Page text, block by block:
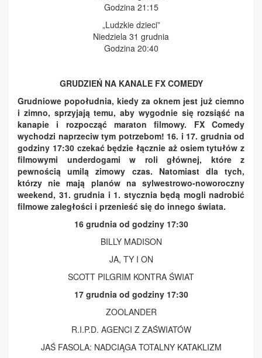
Godzina 21:15
„Ludzkie dzieci”
Niedziela 31 grudnia
Godzina 20:40
GRUDZIEŃ NA KANALE FX COMEDY
Grudniowe popołudnia, kiedy za oknem jest już ciemno
i zimno, sprzyjają temu, aby wygodnie się rozsiąść na
kanapie i rozpocząć maraton filmowy. FX Comedy
wychodzi naprzeciw tym potrzebom! 16. i 17. grudnia od
godziny 17:30 czekać będzie łącznie aż osiem tytułów z
filmowymi underdogami w roli głównej, które z
pewnością umilą zimowy czas. Natomiast dla tych,
którzy nie mają planów na sylwestrowo-noworoczny
weekend, 31. grudnia i 1. stycznia będą mogli nadrobić
filmowe zaległości i przenieść się do innego świata.
16 grudnia od godziny 17:30
BILLY MADISON
JA, TY I ON
SCOTT PILGRIM KONTRA ŚWIAT
17 grudnia od godziny 17:30
ZOOLANDER
R.I.P.D. AGENCI Z ZAŚWIATÓW
JAŚ FASOLA: NADCIĄGA TOTALNY KATAKLIZM